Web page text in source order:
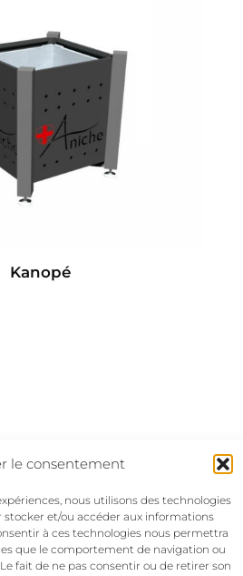
le consentement
nous utilisons des technologies
stocker et/ou accéder aux informations
à ces technologies nous permettra
que le comportement de navigation ou
fait de ne pas consentir ou de retirer son
Kanopé